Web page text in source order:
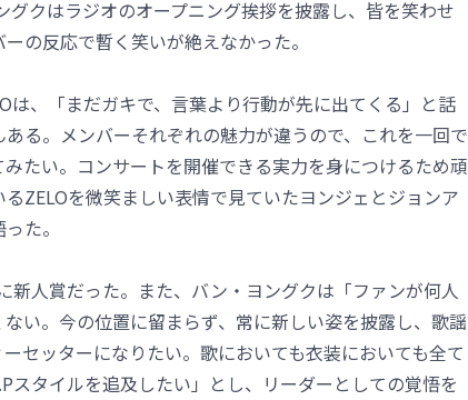
クはラジオのオープニング挨拶を披露し、皆を笑わせ
の反応で暫く笑いが絶えなかった。
は、「まだガキで、言葉より行動が先に出てくる」と話
る。メンバーそれぞれの魅力が違うので、これを一回で
たい。コンサートを開催できる実力を身につけるため頑
ZELOを微笑ましい表情で見ていたヨンジェとジョンア
た。
新人賞だった。また、バン・ヨングクは「ファンが何人
い。今の位置に留まらず、常に新しい姿を披露し、歌謡
セッターになりたい。歌においても衣装においても全て
スタイルを追及したい」とし、リーダーとしての覚悟を